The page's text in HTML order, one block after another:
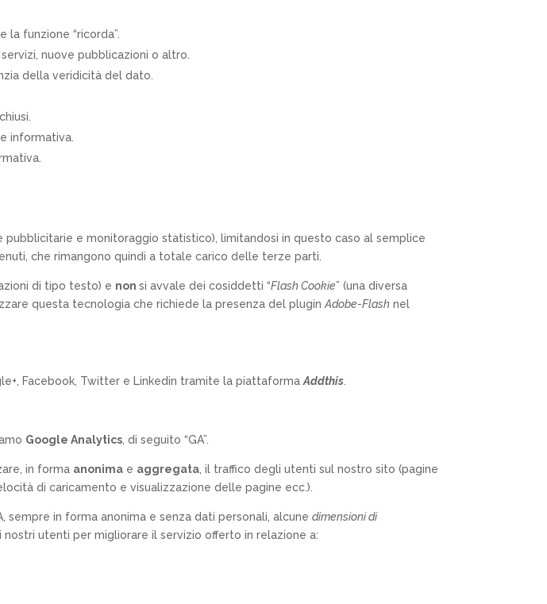
funzione “ricorda”.
nuove pubblicazioni o altro.
della veridicità del dato.
informativa.
pubblicitarie e monitoraggio statistico), limitandosi in questo caso al semplice
che rimangono quindi a totale carico delle terze parti.
di tipo testo) e nonsi avvale dei cosiddetti “Flash Cookie” (una diversa
questa tecnologia che richiede la presenza del pluginAdobe-Flash nel
Facebook, Twitter e Linkedin tramite la piattaformaAddthis
Google Analytics , di seguito “GA”.
in forma anonima e aggregata , il traffico degli utenti sul nostro sito (pagine
di caricamento e visualizzazione delle pagine ecc.).
sempre in forma anonima e senza dati personali, alcunedimensioni di
utenti per migliorare il servizio offerto in relazione a: